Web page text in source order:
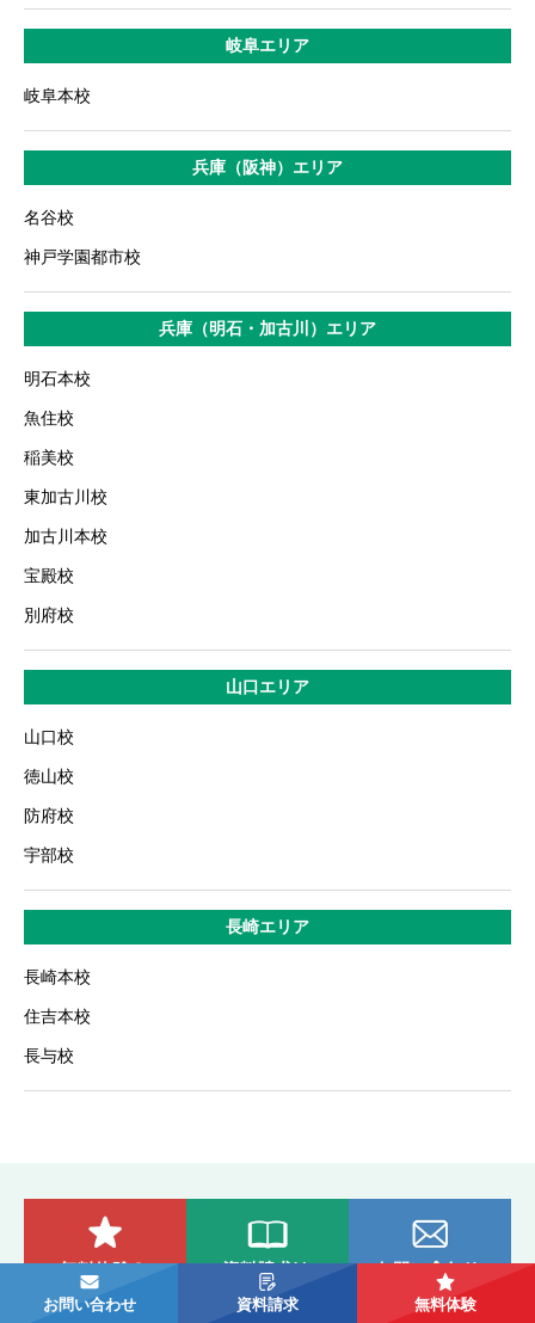
岐阜エリア
岐阜本校
兵庫（阪神）エリア
名谷校
神戸学園都市校
兵庫（明石・加古川）エリア
明石本校
魚住校
稲美校
東加古川校
加古川本校
宝殿校
別府校
山口エリア
山口校
徳山校
防府校
宇部校
長崎エリア
長崎本校
住吉本校
長与校
お問い合わせ 資料請求 無料体験